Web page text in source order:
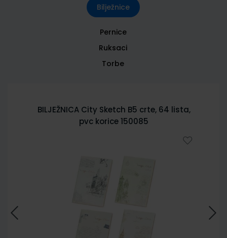
Bilježnice
Pernice
Ruksaci
Torbe
BILJEŽNICA City Sketch B5 crte, 64 lista,
pvc korice 150085